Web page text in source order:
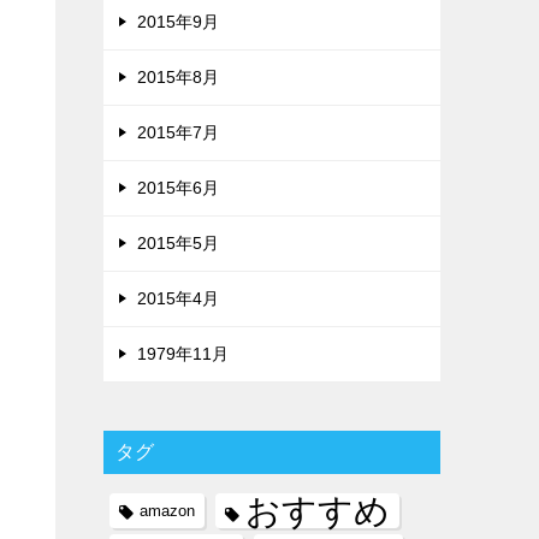
2015年9月
2015年8月
2015年7月
2015年6月
2015年5月
2015年4月
1979年11月
タグ
amazon おすすめ